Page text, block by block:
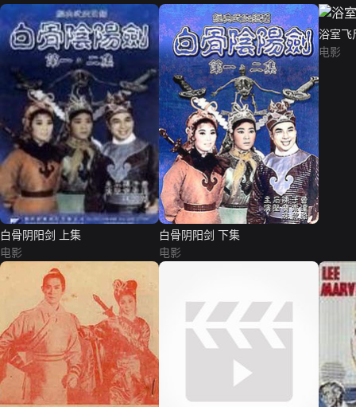
白骨阴阳剑 上集
电影
白骨阴阳剑 下集
电影
浴室飞
电影